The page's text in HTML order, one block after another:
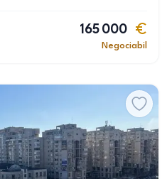
165 000
Negociabil